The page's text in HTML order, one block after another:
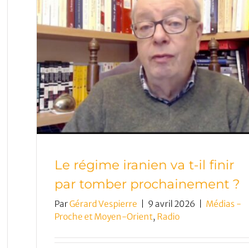
Le régime iranien va t-il finir
par tomber prochainement ?
ParGérard Vespierre | 9 avril 2026 | Médias -
Proche et Moyen-Orient, Radio